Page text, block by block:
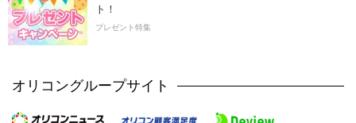
ト！
プレゼント特集
オリコングループサイト